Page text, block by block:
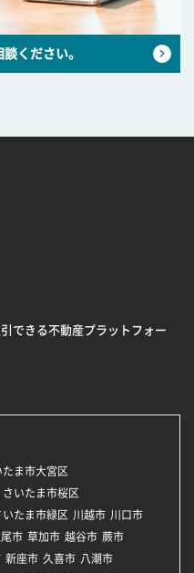
ください。
できる不動産プラットフォー
たま市大宮区
さいたま市桜区
いたま市緑区 川越市 川口市
尾市 草加市 越谷市 蕨市
新座市 久喜市 八潮市